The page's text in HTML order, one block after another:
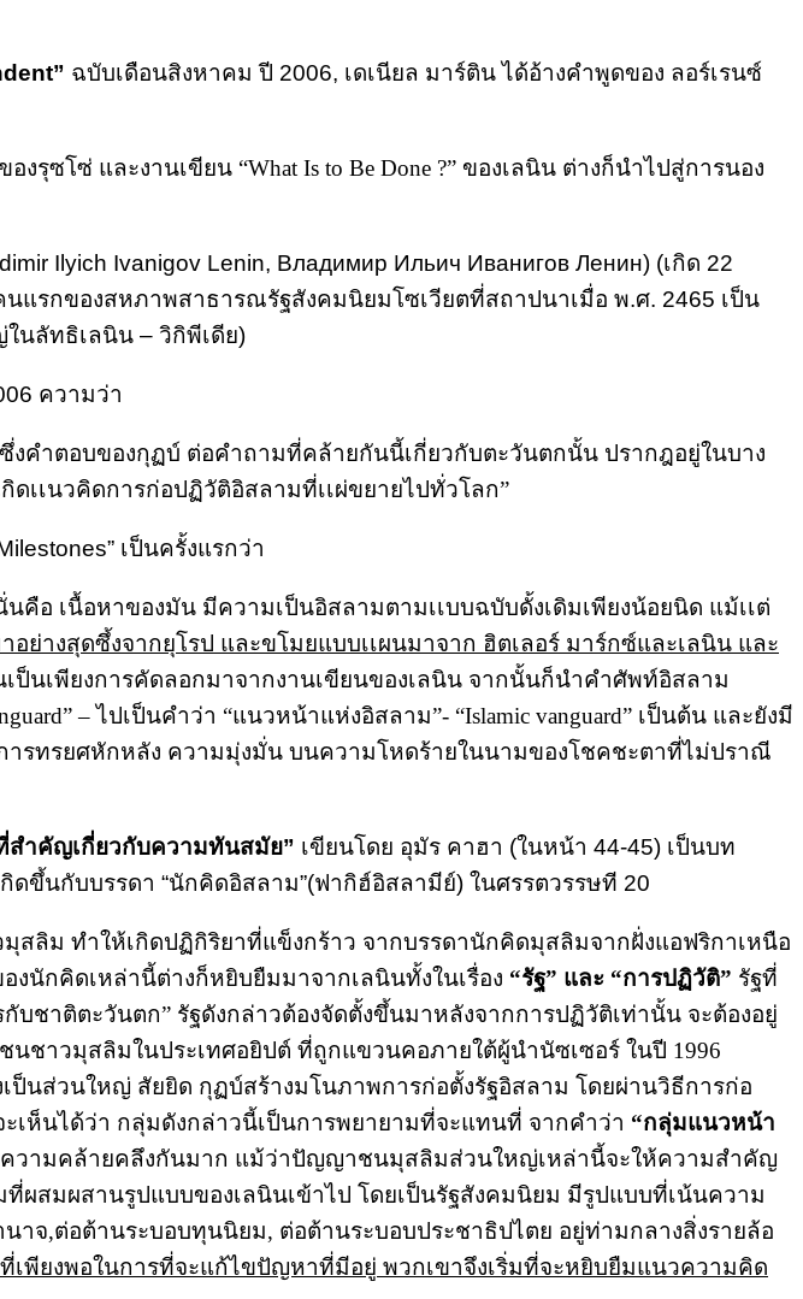
ฉบับเดือนสิงหาคม ปี 2006, เดเนียล มาร์ติน ได้อ้างคำพูดของ ลอร์เรนซ์
โซ่ และงานเขียน “What Is to Be Done ?” ของเลนิน ต่างก็นำไปสู่การนอง
Ilyich Ivanigov Lenin, Владимир Ильич Иванигов Ленин) (เกิด 22
แรกของสหภาพสาธารณรัฐสังคมนิยมโซเวียตที่สถาปนาเมื่อ พ.ศ. 2465 เป็น
นลัทธิเลนิน – วิกิพีเดีย)
ความว่า
ซึ่งคำตอบของกุฏบ์ ต่อคำถามที่คล้ายกันนี้เกี่ยวกับตะวันตกนั้น ปรากฎอยู่ในบาง
ดเเนวคิดการก่อปฏิวัติอิสลามที่เเผ่ขยายไปทั่วโลก”
เป็นครั้งแรกว่า
อ เนื้อหาของมัน มีความเป็นอิสลามตามเเบบฉบับดั้งเดิมเพียงน้อยนิด แม้เเต่
อย่างสุดซึ้งจากยุโรป และขโมยแบบเเผนมาจาก ฮิตเลอร์ มาร์กซ์และเลนิน และ
ป็นเพียงการคัดลอกมาจากงานเขียนของเลนิน จากนั้นก็นำคำศัพท์อิสลาม
– ไปเป็นคำว่า “แนวหน้าแห่งอิสลาม”- “Islamic vanguard” เป็นต้น และยังมี
การทรยศหักหลัง ความมุ่งมั่น บนความโหดร้ายในนามของโชคชะตาที่ไม่ปราณี
สำคัญเกี่ยวกับความทันสมัย” เขียนโดย อุมัร คาฮา (ในหน้า 44-45) เป็นบท
ขึ้นกับบรรดา “นักคิดอิสลาม”(ฟากิฮ์อิสลามีย์) ในศรรตวรรษที 20
ลิม ทำให้เกิดปฏิกิริยาที่แข็งกร้าว จากบรรดานักคิดมุสลิมจากฝั่งแอฟริกาเหนือ
นักคิดเหล่านี้ต่างก็หยิบยืมมาจากเลนินทั้งในเรื่อง “รัฐ” และ “การปฏิวัติ” รัฐที่
กับชาติตะวันตก” รัฐดังกล่าวต้องจัดตั้งขึ้นมาหลังจากการปฏิวัติเท่านั้น จะต้องอยู่
ชาวมุสลิมในประเทศอยิปต์ ที่ถูกแขวนคอภายใต้ผู้นำนัซเซอร์ ในปี 1996
นส่วนใหญ่ สัยยิด กุฏบ์สร้างมโนภาพการก่อตั้งรัฐอิสลาม โดยผ่านวิธีการก่อ
เห็นได้ว่า กลุ่มดังกล่าวนี้เป็นการพยายามที่จะแทนที่ จากคำว่า “กลุ่มแนวหน้า
วามคล้ายคลึงกันมาก แม้ว่าปัญญาชนมุสลิมส่วนใหญ่เหล่านี้จะให้ความสำคัญ
สมผสานรูปแบบของเลนินเข้าไป โดยเป็นรัฐสังคมนิยม มีรูปแบบที่เน้นความ
าจ,ต่อต้านระบอบทุนนิยม, ต่อต้านระบอบประชาธิปไตย อยู่ท่ามกลางสิ่งรายล้อ
พียงพอในการที่จะแก้ไขปัญหาที่มีอยู่ พวกเขาจึงเริ่มที่จะหยิบยืมแนวความคิด